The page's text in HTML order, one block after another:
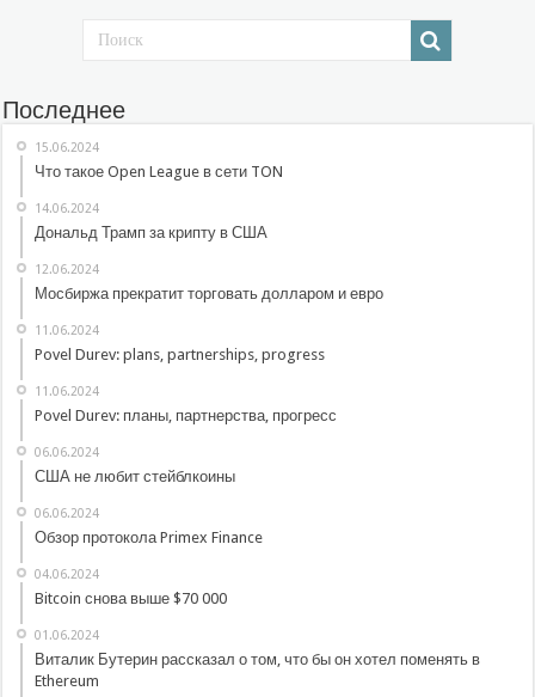
Последнее
15.06.2024
Что такое Open League в сети TON
14.06.2024
Дональд Трамп за крипту в США
12.06.2024
Мосбиржа прекратит торговать долларом и евро
11.06.2024
Povel Durev: plans, partnerships, progress
11.06.2024
Povel Durev: планы, партнерства, прогресс
06.06.2024
США не любит стейблкоины
06.06.2024
Обзор протокола Primex Finance
04.06.2024
Bitcoin снова выше $70 000
01.06.2024
Виталик Бутерин рассказал о том, что бы он хотел поменять в
Ethereum